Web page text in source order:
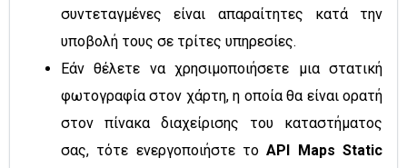
συντεταγμένες είναι απαραίτητες κατά την
υποβολή τους σε τρίτες υπηρεσίες.
Εάν θέλετε να χρησιμοποιήσετε μια στατική
φωτογραφία στον χάρτη, η οποίαθα είναι ορατή
στον πίνακα διαχείρισης του καταστήματος
σας, τότε ενεργοποιήστε τοAPI Maps Static